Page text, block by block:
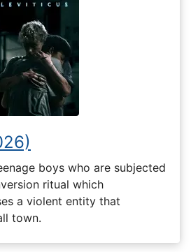
boys who are subjected
ritual which
a violent entity that
town.